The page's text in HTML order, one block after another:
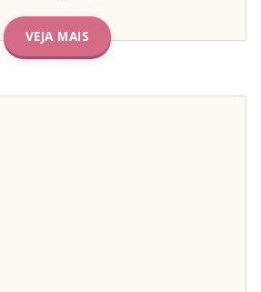
VEJA MAIS